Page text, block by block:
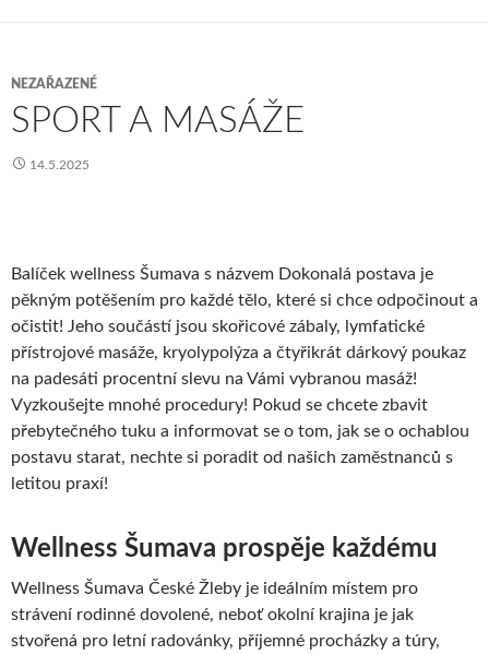
NEZAŘAZENÉ
SPORT A MASÁŽE
14.5.2025
Balíček wellness Šumava s názvem Dokonalá postava je
pěkným potěšením pro každé tělo, které si chce odpočinout a
očistit! Jeho součástí jsou skořicové zábaly, lymfatické
přístrojové masáže, kryolypolýza a čtyřikrát dárkový poukaz
na padesáti procentní slevu na Vámi vybranou masáž!
Vyzkoušejte mnohé procedury! Pokud se chcete zbavit
přebytečného tuku a informovat se o tom, jak se o ochablou
postavu starat, nechte si poradit od našich zaměstnanců s
letitou praxí!
Wellness Šumava prospěje každému
Wellness Šumava České Žleby je ideálním místem pro
strávení rodinné dovolené, neboť okolní krajina je jak
stvořená pro letní radovánky, příjemné procházky a túry,